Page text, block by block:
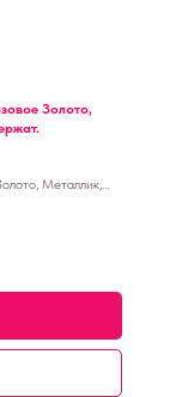
Золото,
Металлик,